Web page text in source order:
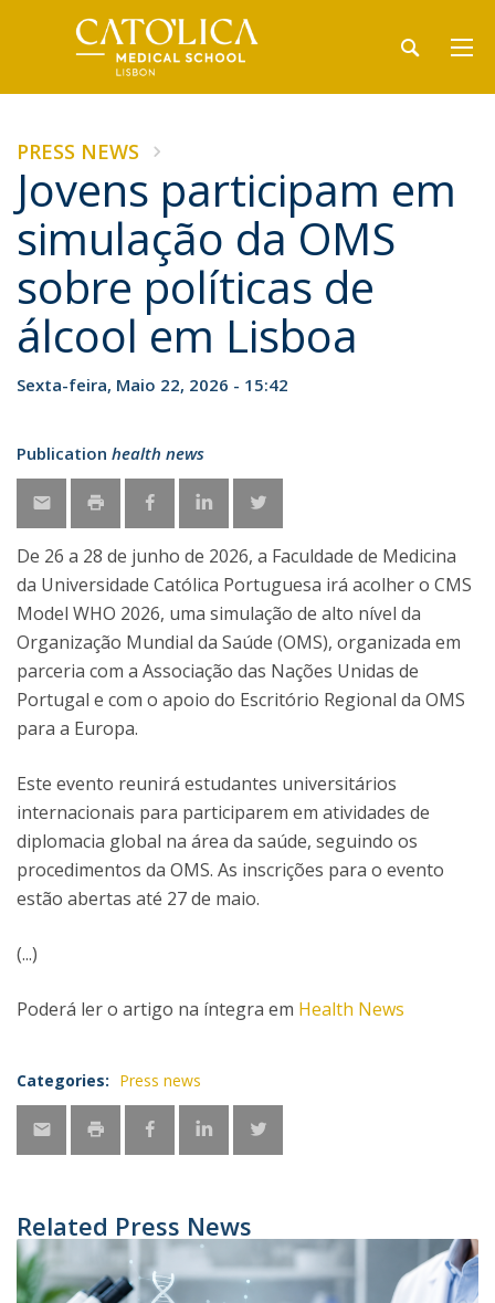
PRESS NEWS
Jovens participam em
simulação da OMS
sobre políticas de
álcool em Lisboa
Sexta-feira, Maio 22, 2026 - 15:42
Publication health news
De 26 a 28 de junho de 2026, a Faculdade de Medicina
da Universidade Católica Portuguesa irá acolher o CMS
Model WHO 2026, uma simulação de alto nível da
Organização Mundial da Saúde (OMS), organizada em
parceria com a Associação das Nações Unidas de
Portugal e com o apoio do Escritório Regional da OMS
para a Europa.
Este evento reunirá estudantes universitários
internacionais para participarem em atividades de
diplomacia global na área da saúde, seguindo os
procedimentos da OMS. As inscrições para o evento
estão abertas até 27 de maio.
(...)
Poderá ler o artigo na íntegra em Health News
Categories: Press news
Related Press News